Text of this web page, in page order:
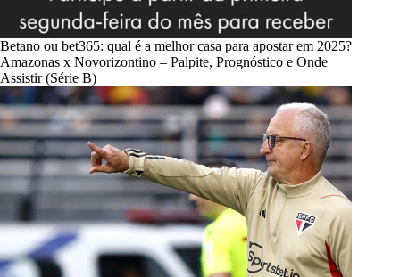
Betano ou bet365: qual é a melhor casa para apostar em 2025?
Amazonas x Novorizontino – Palpite, Prognóstico e Onde
Assistir (Série B)